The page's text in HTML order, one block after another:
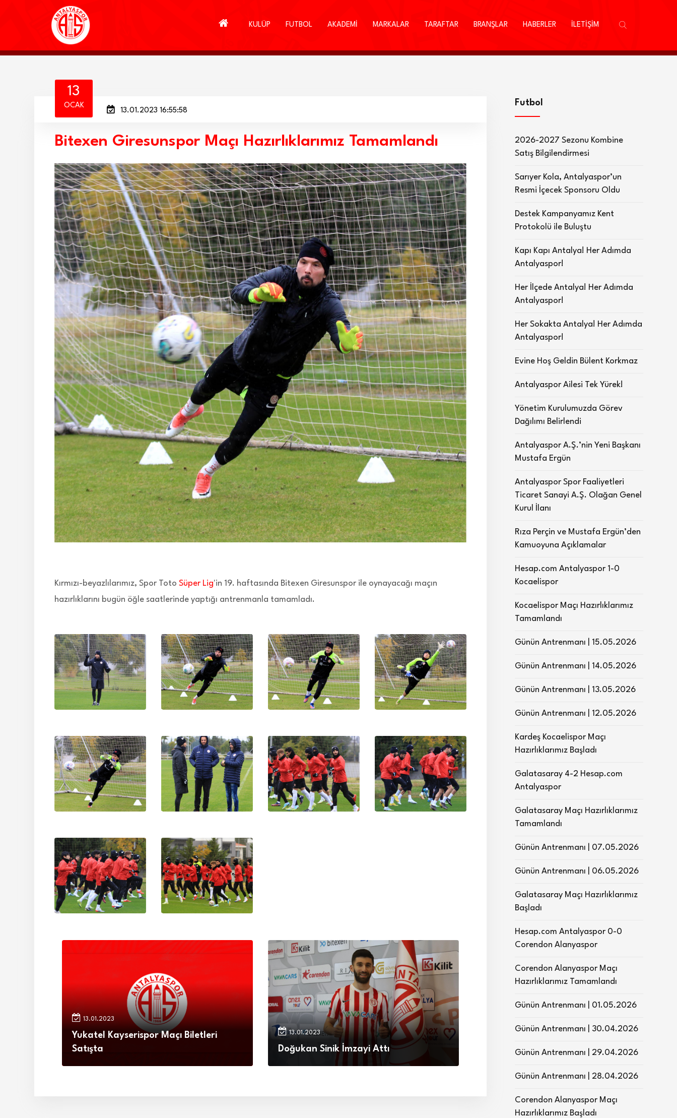
KULÜP FUTBOL AKADEMİ MARKALAR TARAFTAR BRANŞLAR HABERLER İLETİŞİM
13
OCAK
13.01.2023 16:55:58
Bitexen Giresunspor Maçı Hazırlıklarımız Tamamlandı
Kırmızı-beyazlılarımız, Spor Toto Süper Lig'in 19. haftasında Bitexen Giresunspor ile oynayacağı maçın
hazırlıklarını bugün öğle saatlerinde yaptığı antrenmanla tamamladı.
13.01.2023
Yukatel Kayserispor Maçı Biletleri
Satışta
13.01.2023
Doğukan Sinik İmzayi Attı
Futbol
2026-2027 Sezonu Kombine
Satış Bilgilendirmesi
Sarıyer Kola, Antalyaspor’un
Resmi İçecek Sponsoru Oldu
Destek Kampanyamız Kent
Protokolü ile Buluştu
Kapı Kapı Antalya! Her Adımda
Antalyaspor!
Her İlçede Antalya! Her Adımda
Antalyaspor!
Her Sokakta Antalya! Her Adımda
Antalyaspor!
Evine Hoş Geldin Bülent Korkmaz
Antalyaspor Ailesi Tek Yürek!
Yönetim Kurulumuzda Görev
Dağılımı Belirlendi
Antalyaspor A.Ş.’nin Yeni Başkanı
Mustafa Ergün
Antalyaspor Spor Faaliyetleri
Ticaret Sanayi A.Ş. Olağan Genel
Kurul İlanı
Rıza Perçin ve Mustafa Ergün’den
Kamuoyuna Açıklamalar
Hesap.com Antalyaspor 1-0
Kocaelispor
Kocaelispor Maçı Hazırlıklarımız
Tamamlandı
Günün Antrenmanı | 15.05.2026
Günün Antrenmanı | 14.05.2026
Günün Antrenmanı | 13.05.2026
Günün Antrenmanı | 12.05.2026
Kardeş Kocaelispor Maçı
Hazırlıklarımız Başladı
Galatasaray 4-2 Hesap.com
Antalyaspor
Galatasaray Maçı Hazırlıklarımız
Tamamlandı
Günün Antrenmanı | 07.05.2026
Günün Antrenmanı | 06.05.2026
Galatasaray Maçı Hazırlıklarımız
Başladı
Hesap.com Antalyaspor 0-0
Corendon Alanyaspor
Corendon Alanyaspor Maçı
Hazırlıklarımız Tamamlandı
Günün Antrenmanı | 01.05.2026
Günün Antrenmanı | 30.04.2026
Günün Antrenmanı | 29.04.2026
Günün Antrenmanı | 28.04.2026
Corendon Alanyaspor Maçı
Hazırlıklarımız Başladı